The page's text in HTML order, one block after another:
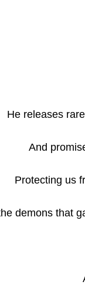
He releases
And
Protecting us
demons that